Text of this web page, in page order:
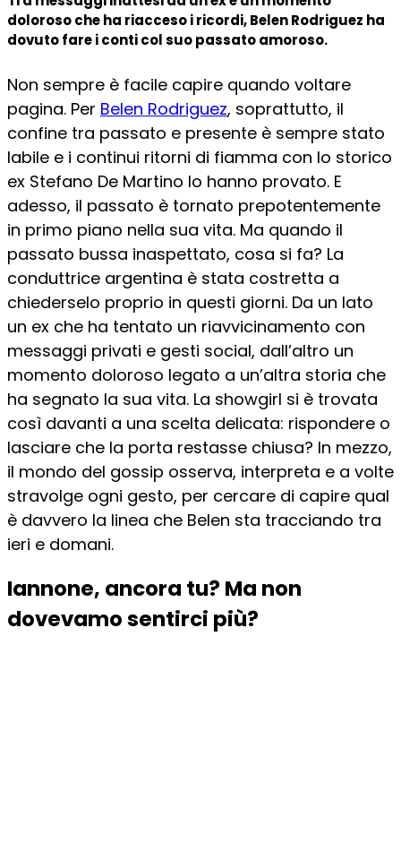
doloroso che ha riacceso i ricordi, Belen Rodriguez ha
dovuto fare i conti col suo passato amoroso.
Non sempre è facile capire quando voltare
pagina. Per Belen Rodriguez, soprattutto, il
confine tra passato e presente è sempre stato
labile e i continui ritorni di fiamma con lo storico
ex Stefano De Martino lo hanno provato. E
adesso, il passato è tornato prepotentemente
in primo piano nella sua vita. Ma quando il
passato bussa inaspettato, cosa si fa? La
conduttrice argentina è stata costretta a
chiederselo proprio in questi giorni. Da un lato
un ex che ha tentato un riavvicinamento con
messaggi privati e gesti social, dall’altro un
momento doloroso legato a un’altra storia che
ha segnato la sua vita. La showgirl si è trovata
così davanti a una scelta delicata: rispondere o
lasciare che la porta restasse chiusa? In mezzo,
il mondo del gossip osserva, interpreta e a volte
stravolge ogni gesto, per cercare di capire qual
è davvero la linea che Belen sta tracciando tra
ieri e domani.
Iannone, ancora tu? Ma non
dovevamo sentirci più?